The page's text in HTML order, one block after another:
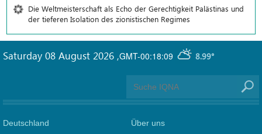
Die Weltmeisterschaft als Echo der Gerechtigkeit Palästinas und
der tieferen Isolation des zionistischen Regimes
GMT-00:18:09 8.99°
Saturday 08 August 2026 ,
Deutschland Über uns